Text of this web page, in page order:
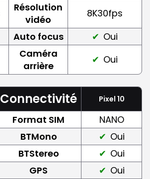
Résolution
vidéo
8K30fps
Auto focus
Oui
Caméra
arrière
Oui
Connectivité Pixel 10
Format SIM
NANO
BTMono
Oui
BTStereo
Oui
GPS
Oui